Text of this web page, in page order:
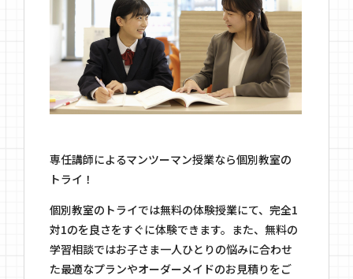
専任講師によるマンツーマン授業なら個別教室の
トライ！
個別教室のトライでは無料の体験授業にて、完全1
対1のを良さをすぐに体験できます。また、無料の
学習相談ではお子さま一人ひとりの悩みに合わせ
た最適なプランやオーダーメイドのお見積りをご